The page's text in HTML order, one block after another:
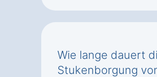
Wie lange dauert
Stukenborgung